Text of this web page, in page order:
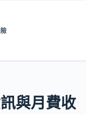
與月費收